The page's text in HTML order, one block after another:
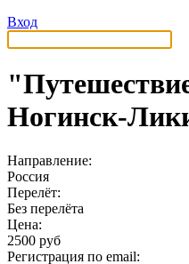
Вход
Ногинск-
Направление:
Россия
Перелёт:
Без перелёта
Цена:
2500 руб
Регистрация по email: